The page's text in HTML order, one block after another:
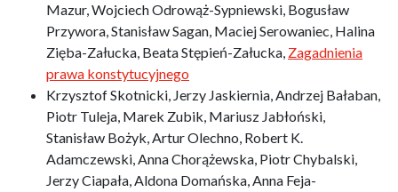
Mazur, Wojciech Odrowąż-Sypniewski, Bogusław
Przywora, Stanisław Sagan, Maciej Serowaniec, Halina
Zięba-Załucka, Beata Stępień-Załucka, Zagadnienia
prawa konstytucyjnego
Krzysztof Skotnicki, Jerzy Jaskiernia, Andrzej Bałaban,
Piotr Tuleja, Marek Zubik, Mariusz Jabłoński,
Stanisław Bożyk, Artur Olechno, Robert K.
Adamczewski, Anna Chorążewska, Piotr Chybalski,
Jerzy Ciapała, Aldona Domańska, Anna Feja-